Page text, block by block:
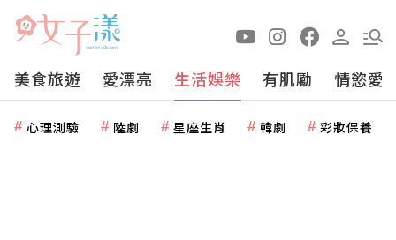
美食旅遊 愛漂亮 生活娛樂 有肌勵 情慾愛
心理測驗 陸劇 星座生肖 韓劇 彩妝保養